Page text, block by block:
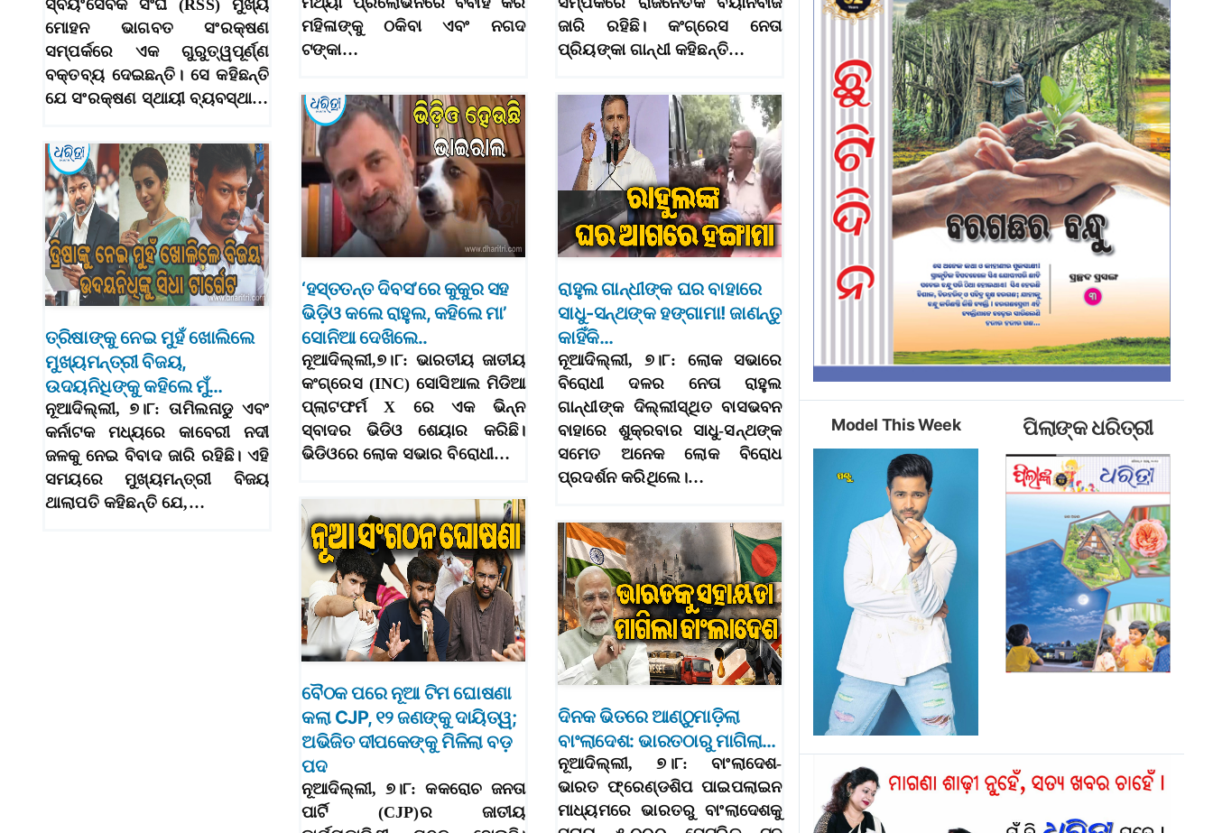
ସ୍ବୟଂସେବକ ସଂଘ (RSS) ମୁଖ୍ୟ
ମୋହନ ଭାଗବତ ସଂରକ୍ଷଣ
ସମ୍ପର୍କରେ ଏକ ଗୁରୁତ୍ୱପୂର୍ଣ୍ଣ
ବକ୍ତବ୍ୟ ଦେଇଛନ୍ତି। ସେ କହିଛନ୍ତି
ଯେ ସଂରକ୍ଷଣ ସ୍ଥାୟୀ ବ୍ୟବସ୍ଥା…
ମହିଳାଙ୍କୁ ଠକିବା ଏବଂ ନଗଦ
ଟଙ୍କା…
ଜାରି ରହିଛି। କଂଗ୍ରେସ ନେତା
ପ୍ରିୟଙ୍କା ଗାନ୍ଧୀ କହିଛନ୍ତି…
‘ହସ୍ତତନ୍ତ ଦିବସ’ରେ କୁକୁର ସହ
ଭିଡ଼ିଓ କଲେ ରାହୁଲ, କହିଲେ ମା’
ସୋନିଆ ଦେଖିଲେ..
ନୂଆଦିଲ୍ଲୀ,୭।୮: ଭାରତୀୟ ଜାତୀୟ
କଂଗ୍ରେସ (INC) ସୋସିଆଲ ମିଡିଆ
ପ୍ଲାଟଫର୍ମ X ରେ ଏକ ଭିନ୍ନ
ସ୍ବାଦର ଭିଡିଓ ଶେୟାର କରିଛି।
ଭିଡିଓରେ ଲୋକ ସଭାର ବିରୋଧୀ…
ରାହୁଲ ଗାନ୍ଧୀଙ୍କ ଘର ବାହାରେ
ସାଧୁ-ସନ୍ଥଙ୍କ ହଙ୍ଗାମା! ଜାଣନ୍ତୁ
କାହିଁକି…
ନୂଆଦିଲ୍ଲୀ, ୭।୮: ଲୋକ ସଭାରେ
ବିରୋଧୀ ଦଳର ନେତା ରାହୁଲ
ଗାନ୍ଧୀଙ୍କ ଦିଲ୍ଲୀସ୍ଥିତ ବାସଭବନ
ବାହାରେ ଶୁକ୍ରବାର ସାଧୁ-ସନ୍ଥଙ୍କ
ସମେତ ଅନେକ ଲୋକ ବିରୋଧ
ପ୍ରଦର୍ଶନ କରିଥିଲେ।…
ତ୍ରିଷାଙ୍କୁ ନେଇ ମୁହଁ ଖୋଲିଲେ
ମୁଖ୍ୟମନ୍ତ୍ରୀ ବିଜୟ,
ଉଦୟନିଧିଙ୍କୁ କହିଲେ ମୁଁ…
ନୂଆଦିଲ୍ଲୀ, ୭।୮: ତାମିଲନାଡୁ ଏବଂ
କର୍ନାଟକ ମଧ୍ୟରେ କାବେରୀ ନଦୀ
ଜଳକୁ ନେଇ ବିବାଦ ଜାରି ରହିଛି। ଏହି
ସମୟରେ ମୁଖ୍ୟମନ୍ତ୍ରୀ ବିଜୟ
ଥାଲାପତି କହିଛନ୍ତି ଯେ,…
ବୈଠକ ପରେ ନୂଆ ଟିମ ଘୋଷଣା
କଲା CJP, ୧୨ ଜଣଙ୍କୁ ଦାୟିତ୍ୱ;
ଅଭିଜିତ ଦୀପକେଙ୍କୁ ମିଳିଲା ବଡ଼
ପଦ
ନୂଆଦିଲ୍ଲୀ, ୭।୮: କକରୋଚ ଜନତା
ପାର୍ଟି (CJP)ର ଜାତୀୟ
ଦିନକ ଭିତରେ ଆଣ୍ଠୁମାଡ଼ିଲା
ବାଂଲାଦେଶ: ଭାରତଠାରୁ ମାଗିଲା…
ନୂଆଦିଲ୍ଲୀ, ୭।୮: ବାଂଲାଦେଶ-
ଭାରତ ଫ୍ରେଣ୍ଡଶିପ ପାଇପଲାଇନ
ମାଧ୍ୟମରେ ଭାରତରୁ ବାଂଲାଦେଶକୁ
Model This Week ପିଲାଙ୍କ ଧରିତ୍ରୀ